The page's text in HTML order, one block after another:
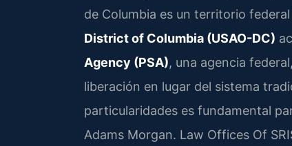
de Columbia es un territorio
District of Columbia (USAO-DC)
Agency (PSA), una agencia
liberación en lugar del sistema
particularidades es fundamental
Adams Morgan. Law Offices Of